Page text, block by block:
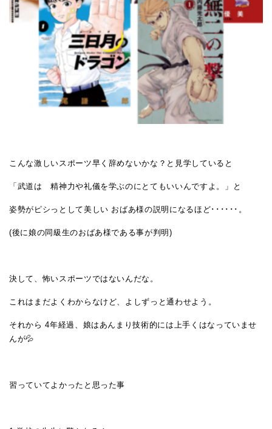
こんな激しいスポーツ早く辞めないかな？と見学していると
「武道は 精神力や礼儀を学ぶのにとてもいいんですよ。」と
姿勢がピシっとして美しい おばあ様の説明になるほど･･････。
(後に娘の同級生のおばあ様である事が判明)
決して、怖いスポーツではないんだな。
これはまだよくわからなけど、よしずっと通わせよう。
それから 4年経過、娘はあんまり技術的には上手くはなっていませ
んが💦
習っていてよかったと思った事